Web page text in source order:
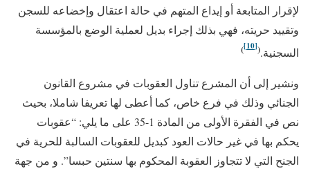
لإقرار المتابعة أو إيداع المتهم في حالة اعتقال وإخضاعه للسجن
وتقييد حريته، فهي بذلك إجراء بديل لعملية الوضع بالمؤسسة
السجنية.(
[10]
)
ونشير إلى أن المشرع تناول العقوبات في مشروع القانون
الجنائي وذلك في فرع خاص، كما أعطى لها تعريفا شاملا، بحيث
نص في الفقرة الأولى من المادة 1-35 على ما يلي: “عقوبات
يحكم بها في غير حالات العود كبديل للعقوبات السالبة للحرية في
الجنح التي لا تتجاوز العقوبة المحكوم بها سنتين حبسا”. و من جهة